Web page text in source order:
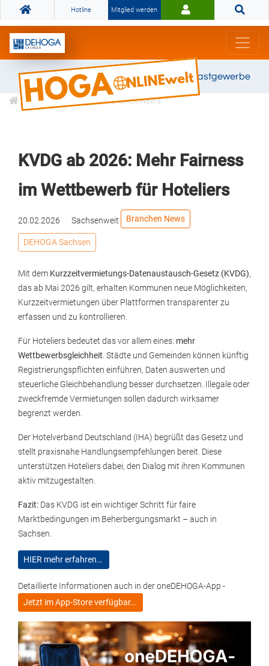
Hotline Mitglied werden
Gemeinsam stark für das Gastgewerbe
Informationen Branchen News
KVDG ab 2026: Mehr Fairness
im Wettbewerb für Hoteliers
20.02.2026 Sachsenweit Branchen News
DEHOGA Sachsen
Mit dem Kurzzeitvermietungs-Datenaustausch-Gesetz (KVDG),
das ab Mai 2026 gilt, erhalten Kommunen neue Möglichkeiten,
Kurzzeitvermietungen über Plattformen transparenter zu
erfassen und zu kontrollieren.
Für Hoteliers bedeutet das vor allem eines: mehr
Wettbewerbsgleichheit . Städte und Gemeinden können künftig
Registrierungspflichten einführen, Daten auswerten und
steuerliche Gleichbehandlung besser durchsetzen. Illegale oder
zweckfremde Vermietungen sollen dadurch wirksamer
begrenzt werden.
Der Hotelverband Deutschland (IHA) begrüßt das Gesetz und
stellt praxisnahe Handlungsempfehlungen bereit. Diese
unterstützen Hoteliers dabei, den Dialog mit ihren Kommunen
aktiv mitzugestalten.
Fazit: Das KVDG ist ein wichtiger Schritt für faire
Marktbedingungen im Beherbergungsmarkt – auch in
Sachsen.
HIER mehr erfahren…
Detaillierte Informationen auch in der oneDEHOGA-App -
Jetzt im App-Store verfügbar…